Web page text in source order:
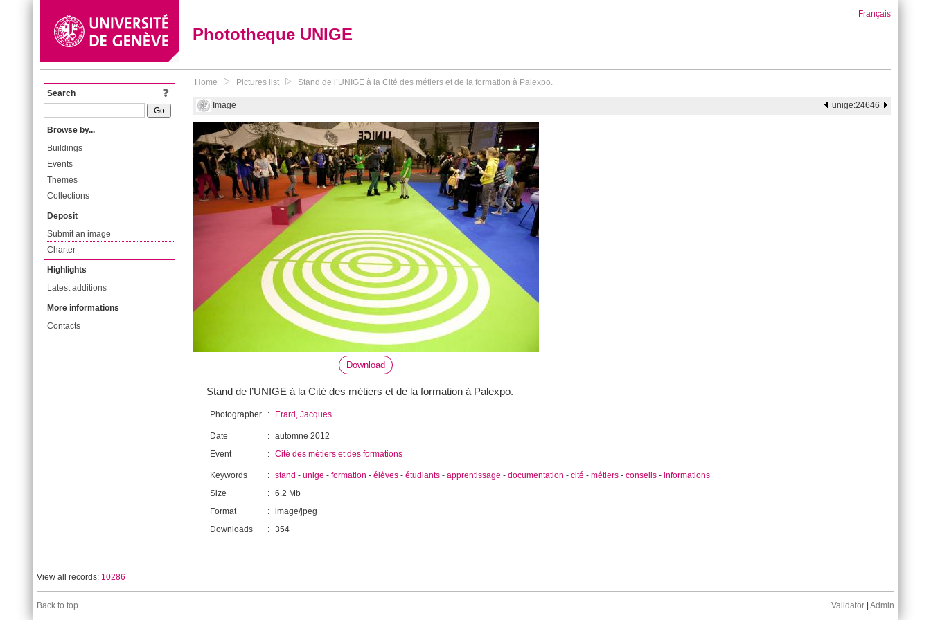
Phototheque UNIGE
Français
Search
Browse by...
Buildings
Events
Themes
Collections
Deposit
Submit an image
Charter
Highlights
Latest additions
More informations
Contacts
Home Pictures list Stand de l’UNIGE à la Cité des métiers et de la formation à Palexpo.
Image unige:24646
Download
Stand de l’UNIGE à la Cité des métiers et de la formation à Palexpo.
Photographer : Erard, Jacques
Date : automne 2012
Event
: Cité des métiers et des formations
Keywords : stand - unige - formation - élèves - étudiants - apprentissage - documentation - cité - métiers - conseils - informations
Size
: 6.2 Mb
Format
: image/jpeg
Downloads
: 354
View all records: 10286
Back to top Validator Admin